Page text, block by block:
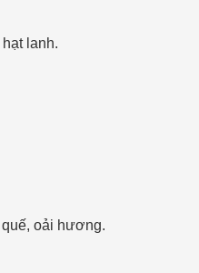
lanh.
oải hương.